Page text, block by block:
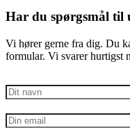
Har du spørgsmål til
Vi hører gerne fra dig. Du
formular. Vi svarer hurtigst